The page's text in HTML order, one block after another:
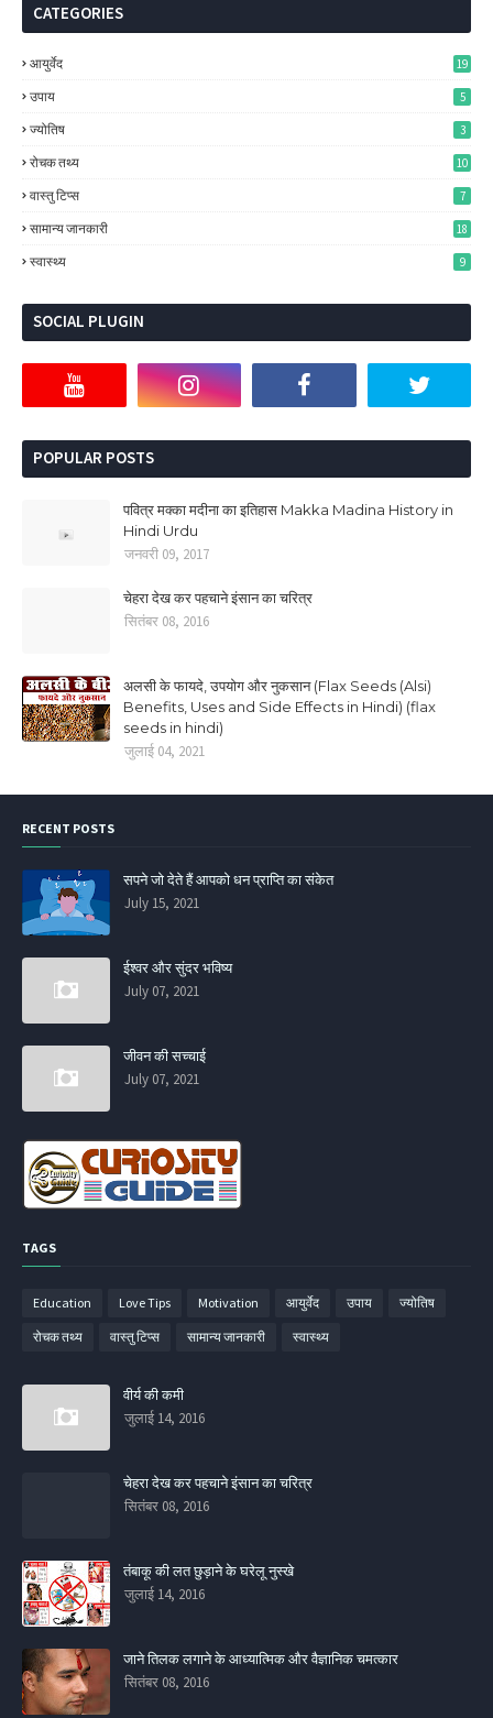
CATEGORIES
आयुर्वेद 19
उपाय 5
ज्‍योतिष 3
रोचक तथ्‍य 10
वास्‍तु टिप्‍स 7
सामान्‍य जानकारी 18
स्‍वास्‍थ्‍य 9
SOCIAL PLUGIN
POPULAR POSTS
पवित्र मक्का मदीना का इतिहास Makka Madina History in
Hindi Urdu
जनवरी 09, 2017
चेहरा देख कर पहचाने इंसान का चरित्र
सितंबर 08, 2016
अलसी के फायदे, उपयोग और नुकसान (Flax Seeds (Alsi)
Benefits, Uses and Side Effects in Hindi) (flax
seeds in hindi)
जुलाई 04, 2021
RECENT POSTS
सपने जो देते हैं आपको धन प्राप्ति का संकेत
July 15, 2021
ईश्वर और सुंदर भविष्य
July 07, 2021
जीवन की सच्चाई
July 07, 2021
TAGS
Education Love Tips Motivation आयुर्वेद उपाय ज्‍योतिष
रोचक तथ्‍य वास्‍तु टिप्‍स सामान्‍य जानकारी स्‍वास्‍थ्‍य
वीर्य की कमी
जुलाई 14, 2016
चेहरा देख कर पहचाने इंसान का चरित्र
सितंबर 08, 2016
तंबाकू की लत छुड़ाने के घरेलू नुस्खे
जुलाई 14, 2016
जाने तिलक लगाने के आध्यात्मिक और वैज्ञानिक चमत्कार
सितंबर 08, 2016